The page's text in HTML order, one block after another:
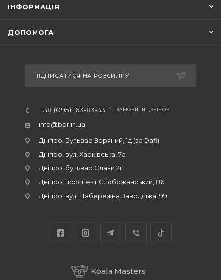
ІНФОРМАЦІЯ
ДОПОМОГА
ПІДПИСАТИСЯ НА РОЗСИЛКУ
+38 (095) 163-83-33 ЗАМОВИТИ ДЗВІНОК
info@bbr.in.ua
Дніпро, Бульвар Зоряний, 1д (за Dafi)
Дніпро, вул. Харківська, 7а
Дніпро, бульвар Слави 2г
Дніпро, проспект Слобожанський, 86
Дніпро, вул. Набережна Заводська, 99
Koala Masters